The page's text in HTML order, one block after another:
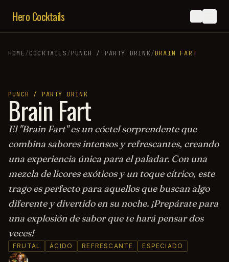
Hero Cocktails
HOME/COCKTAILS/PUNCH / PARTY DRINK/BRAIN FART
PUNCH / PARTY DRINK
Brain Fart
El "Brain Fart" es un cóctel sorprendente que
combina sabores intensos y refrescantes, creando
una experiencia única para el paladar. Con una
mezcla de licores exóticos y un toque cítrico, este
trago es perfecto para aquellos que buscan algo
diferente y divertido en su noche. ¡Prepárate para
una explosión de sabor que te hará pensar dos
veces!
FRUTAL ÁCIDO REFRESCANTE ESPECIADO